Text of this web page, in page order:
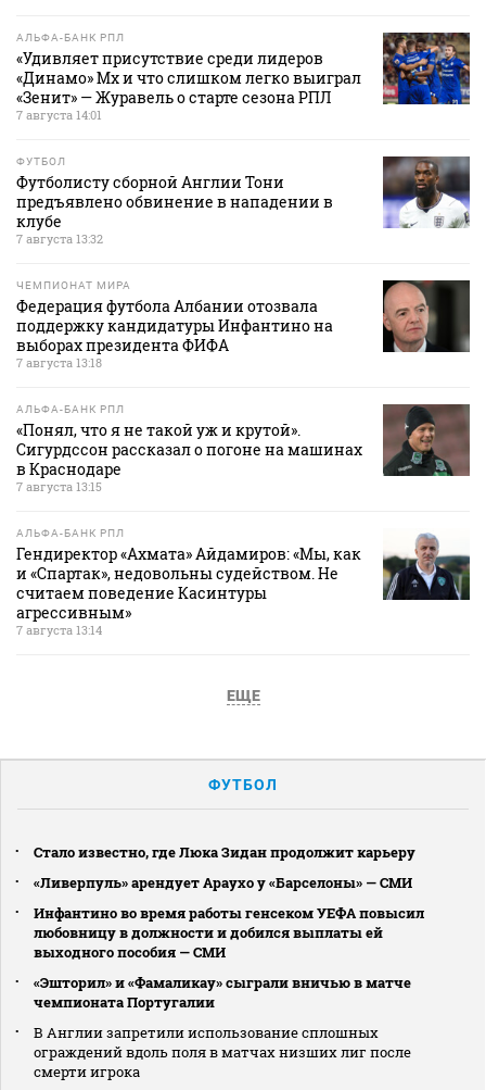
АЛЬФА-БАНК РПЛ
«Удивляет присутствие среди лидеров
«Динамо» Мх и что слишком легко выиграл
«Зенит» — Журавель о старте сезона РПЛ
7 августа 14:01
ФУТБОЛ
Футболисту сборной Англии Тони
предъявлено обвинение в нападении в
клубе
7 августа 13:32
ЧЕМПИОНАТ МИРА
Федерация футбола Албании отозвала
поддержку кандидатуры Инфантино на
выборах президента ФИФА
7 августа 13:18
АЛЬФА-БАНК РПЛ
«Понял, что я не такой уж и крутой».
Сигурдссон рассказал о погоне на машинах
в Краснодаре
7 августа 13:15
АЛЬФА-БАНК РПЛ
Гендиректор «Ахмата» Айдамиров: «Мы, как
и «Спартак», недовольны судейством. Не
считаем поведение Касинтуры
агрессивным»
7 августа 13:14
ЕЩЕ
ФУТБОЛ
Стало известно, где Люка Зидан продолжит карьеру
«Ливерпуль» арендует Араухо у «Барселоны» — СМИ
Инфантино во время работы генсеком УЕФА повысил
любовницу в должности и добился выплаты ей
выходного пособия — СМИ
«Эшторил» и «Фамаликау» сыграли вничью в матче
чемпионата Португалии
В Англии запретили использование сплошных
ограждений вдоль поля в матчах низших лиг после
смерти игрока